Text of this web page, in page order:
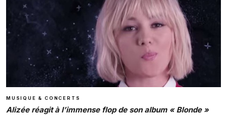
MUSIQUE & CONCERTS
Alizée réagit à l’immense flop de son album « Blonde »